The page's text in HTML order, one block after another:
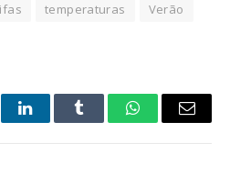
temperaturas
Verão
LinkedInTumblr WhatsAppEmail